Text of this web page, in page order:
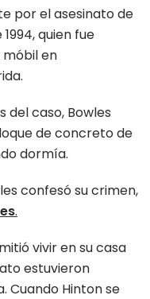
por el asesinato de
quien fue
en
del caso, Bowles
de concreto de
dormía.
confesó su crimen,
.
vivir en su casa
estuvieron
Cuando Hinton se